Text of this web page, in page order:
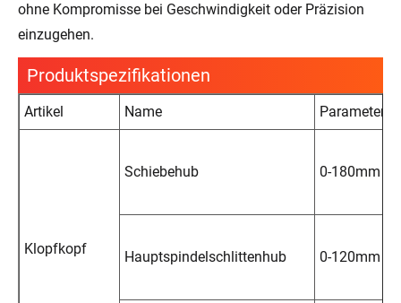
ohne Kompromisse bei Geschwindigkeit oder Präzision
einzugehen.
Produktspezifikationen
Artikel Name Parameter
Klopfkopf
Schiebehub 0-180mm
Hauptspindelschlittenhub 0-120mm